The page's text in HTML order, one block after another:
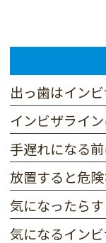
出っ歯はイン
インビザライン
手遅れになる前
放置すると危
気になったら
気になるイン